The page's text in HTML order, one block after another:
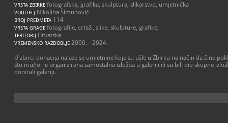
VRSTA ZBIRKE fotografska, grafika, skulptura, slikarstvo, umjetnička
VODITELJ Nikolina Šimunović
BROJ PREDMETA 114
VRSTA GRAĐE fotografije, crteži, slike, skulpture, grafike,
TERITORIJ Hrvatska
VREMENSKO RAZDOBLJE 2000. - 2024.
U zbirci donacija nalaze se umjetnine koje su ušle u Zbirku na način da čine
što mu/joj je organizirana samostalna izložba u galeriji ili su bili dio skupne
donirali galeriji.